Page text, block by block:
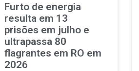
Furto de energia
resulta em 13
prisões em julho e
ultrapassa 80
flagrantes em RO em
2026